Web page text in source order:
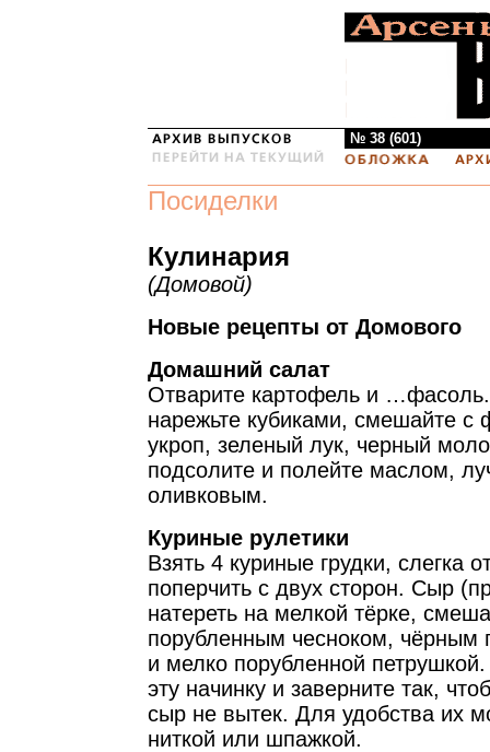
№ 38 (601)
Посиделки
Кулинария
(Домовой)
Новые рецепты от Домового
Домашний салат
Отварите картофель и
нарежьте кубиками, смешайте с
укроп, зеленый лук, черный
подсолите и полейте маслом,
оливковым.
Куриные рулетики
Взять 4 куриные грудки, слегка
поперчить с двух сторон. Сыр
натереть на мелкой тёрке,
порубленным чесноком, чёрным
и мелко порубленной
эту начинку и заверните так,
сыр не вытек. Для удобства их
ниткой или шпажкой.